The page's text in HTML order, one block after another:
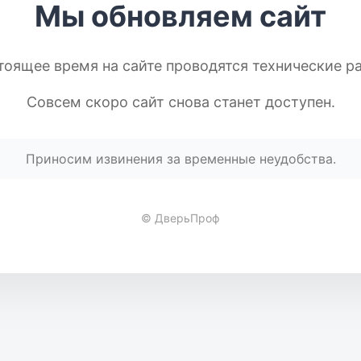
Мы обновляем сайт
время на сайте проводятся технические
Совсем скоро сайт снова станет доступен.
Приносим извинения за временные неудобства.
© ДверьПроф